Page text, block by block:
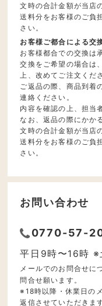
文時の合計金額が当店
送料分をお客様のご負
さい。
お客様ご都合による交
お客様都合での交換は
交換をご希望の場合は
上、改めてご注文くだ
ご返品の際、商品到着
連絡ください。
内容を確認の上、担当
なお、返品の際にかか
文時の合計金額が当店
送料分をお客様のご負
さい。
お問い合わせ
0770-57-
平日9時〜16時 ※
メールでのお問合せに
問合せ願います。
※18時以降・休業日の
返信させていただきま